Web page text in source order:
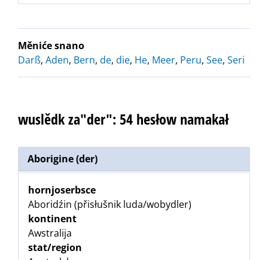
Měniće snano
Darß, Aden, Bern, de, die, He, Meer, Peru, See, Seri
wuslědk za"der": 54 hesłow namakał
Aborigine (der)
hornjoserbsce
Aboridźin (přisłušnik luda/wobydler)
kontinent
Awstralija
stat/region